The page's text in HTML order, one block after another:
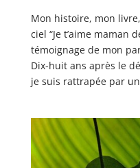
Mon histoire, mon
ciel “Je t’aime maman
témoignage de mon
Dix-huit ans après le
je suis rattrapée par